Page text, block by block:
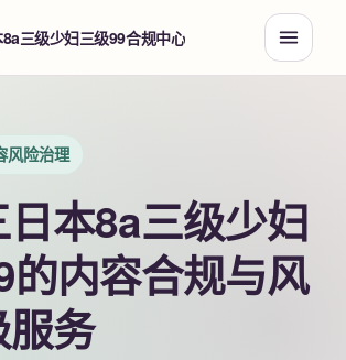
三级少妇三级99合规中心
风险治理
本8a三级少妇
的内容合规与风
务